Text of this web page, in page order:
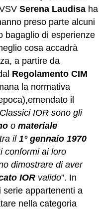
Serena Laudisa ha
preso parte alcuni
bagaglio di esperienze
cosa accadrà
a partire da
Regolamento CIM
la normativa
il
IOR sono gli
o materiale
il 1° gennaio 1970
conformi ai loro
dimostrare di aver
IOR valido”. In
serie appartenenti a
nella categoria